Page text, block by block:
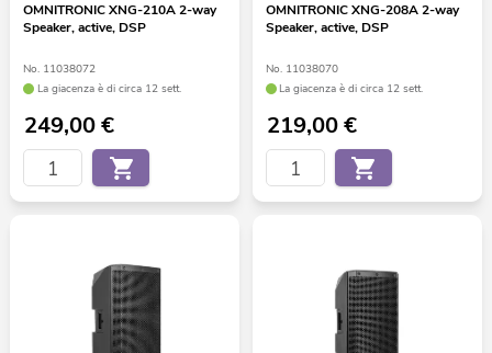
OMNITRONIC XNG-210A 2-way
Speaker, active, DSP
No. 11038072
La giacenza è di circa 12 sett.
249,00€
OMNITRONIC XNG-208A 2-way
Speaker, active, DSP
No. 11038070
La giacenza è di circa 12 sett.
219,00€